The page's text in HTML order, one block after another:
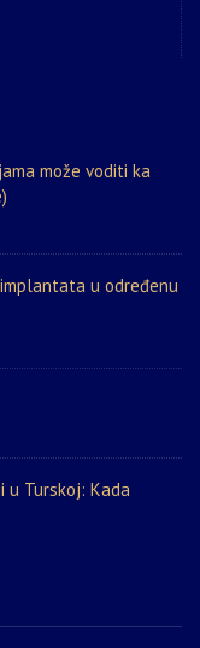
može voditi ka
u određenu
u Turskoj: Kada